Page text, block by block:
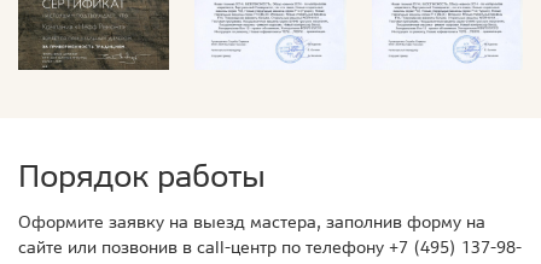
Порядок работы
Оформите заявку на выезд мастера, заполнив форму на
сайте или позвонив в call-центр по телефону +7 (495) 137-98-